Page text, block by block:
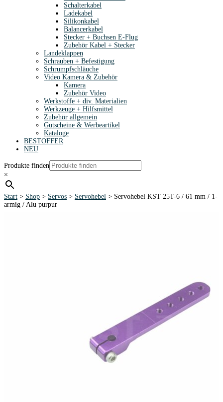
Schalterkabel
Ladekabel
Silikonkabel
Balancerkabel
Stecker + Buchsen E-Flug
Zubehör Kabel + Stecker
Landeklappen
Schrauben + Befestigung
Schrumpfschläuche
Video Kamera & Zubehör
Kamera
Zubehör Video
Werkstoffe + div. Materialien
Werkzeuge + Hilfsmittel
Zubehör allgemein
Gutscheine & Werbeartikel
Kataloge
BESTOFFER
NEU
Produkte finden
×
Start > Shop > Servos > Servohebel > Servohebel KST 25T-6 / 61 mm / 1-
armig / Alu purpur